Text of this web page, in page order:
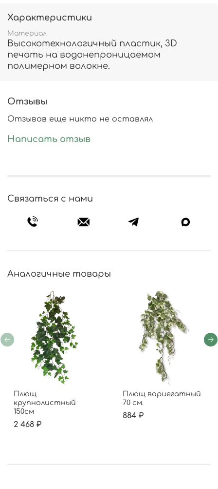
Характеристики
Материал
Высокотехнологичный пластик, 3D
печать на водонепроницаемом
полимерном волокне.
Отзывы
Отзывов еще никто не оставлял
Написать отзыв
Связаться с нами
Аналогичные товары
Плющ
крупнолистный
150см
2 468 ₽
Плющ вариегатный
70 см.
884 ₽